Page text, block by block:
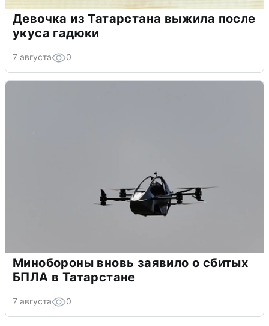
Девочка из Татарстана выжила после
укуса гадюки
7 августа 0
Минобороны вновь заявило о сбитых
БПЛА в Татарстане
7 августа 0